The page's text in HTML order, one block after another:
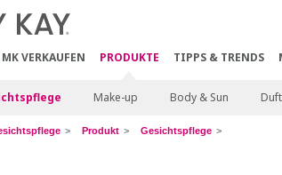
MK VERKAUFEN PRODUKTE TIPPS & TRENDS
Make-up Body & Sun Duft
Produkt Gesichtspflege